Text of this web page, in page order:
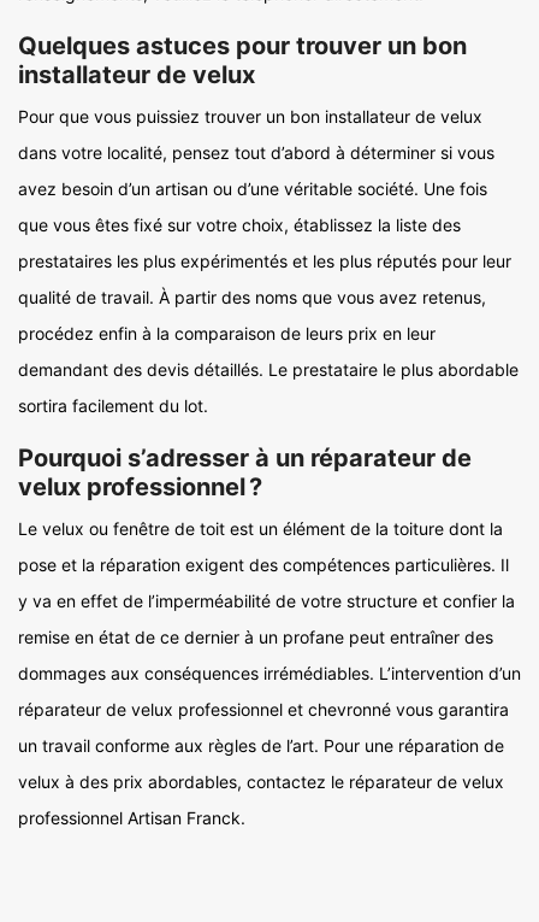
Quelques astuces pour trouver un bon
installateur de velux
Pour que vous puissiez trouver un bon installateur de velux
dans votre localité, pensez tout d’abord à déterminer si vous
avez besoin d’un artisan ou d’une véritable société. Une fois
que vous êtes fixé sur votre choix, établissez la liste des
prestataires les plus expérimentés et les plus réputés pour leur
qualité de travail. À partir des noms que vous avez retenus,
procédez enfin à la comparaison de leurs prix en leur
demandant des devis détaillés. Le prestataire le plus abordable
sortira facilement du lot.
Pourquoi s’adresser à un réparateur de
velux professionnel ?
Le velux ou fenêtre de toit est un élément de la toiture dont la
pose et la réparation exigent des compétences particulières. Il
y va en effet de l’imperméabilité de votre structure et confier la
remise en état de ce dernier à un profane peut entraîner des
dommages aux conséquences irrémédiables. L’intervention d’un
réparateur de velux professionnel et chevronné vous garantira
un travail conforme aux règles de l’art. Pour une réparation de
velux à des prix abordables, contactez le réparateur de velux
professionnel Artisan Franck.